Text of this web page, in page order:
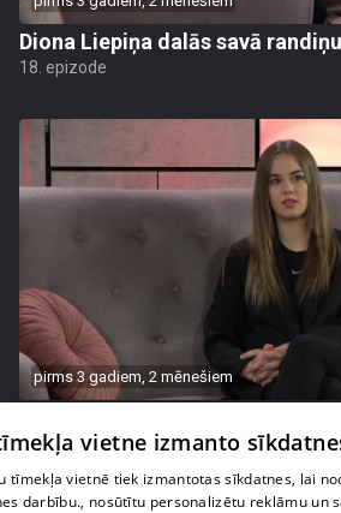
Diona Liepiņa dalās savā
18. epizode
pirms 3 gadiem, 2 mēnešiem
18. epizodevietne izmanto
tīmekļa vietnē tiek izmantotas sīkdatnes, lai
darbību., nosūtītu personalizētu reklāmu un